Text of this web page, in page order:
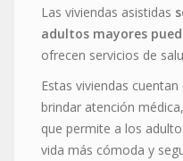
Las viviendas asistidas
adultos mayores
ofrecen servicios de
Estas viviendas
brindar atención
que permite a los
vida más cómoda y